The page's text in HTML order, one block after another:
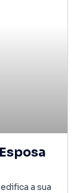
a sua